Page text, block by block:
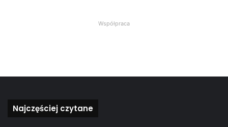
Współpraca
Najczęściej czytane